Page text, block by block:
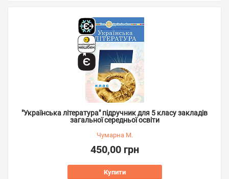
"Українська література" підручник для 5 класу закладів
загальної середньої освіти
Чумарна М.
450,00 грн
Купити